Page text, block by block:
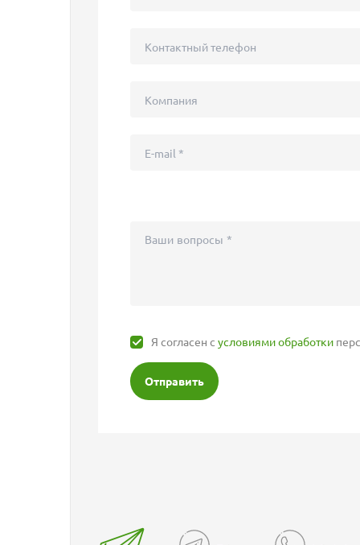
Я согласен с условиями обработки
Отправить